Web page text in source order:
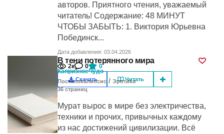
авторов. Приятного чтения, уважаемый
читатель! Содержание: 48 МИНУТ
ЧТОБЫ ЗАБЫТЬ: 1. Виктория Юрьевна
Побединск...
Дата добавления: 03.04.2026
2к 0 0
Скачать Читать
В тени потерянного мира
КапризноеЧудо
Постапокалипсис / Эротика
36cтраниц
Мурат вырос в мире без электричества,
техники и прочих, привычных каждому
из нас достижений цивилизации. Всё